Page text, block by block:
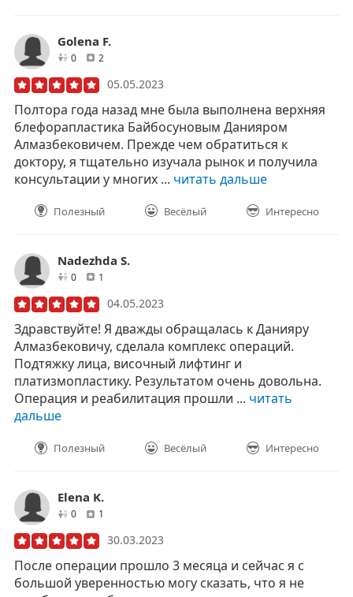
Golena F.
0друзей
2
05.05.2023
Полтора года назад мне была выполнена верхняя
блефорапластика Байбосуновым Данияром
Алмазбековичем. Прежде чем обратиться к
доктору, я тщательно изучала рынок и получила
консультации у многих ... читать дальше
Полезный Весёлый Интересно
Nadezhda S.
0друзей1
04.05.2023
Здравствуйте! Я дважды обращалась к Данияру
Алмазбековичу, сделала комплекс операций.
Подтяжку лица, височный лифтинг и
платизмопластику. Результатом очень довольна.
Операция и реабилитация прошли ... читать
дальше
Полезный Весёлый Интересно
Elena K.
0друзей1
30.03.2023
После операции прошло 3 месяца и сейчас я с
большой уверенностью могу сказать, что я не